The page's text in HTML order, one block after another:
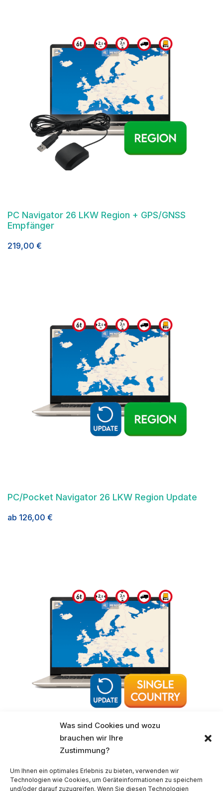
Was sind Cookies und wozu
brauchen wir Ihre
Zustimmung?
Um Ihnen ein optimales Erlebnis zu bieten, verwenden wir
Technologien wie Cookies, um Geräteinformationen zu speichern
und/oder darauf zuzugreifen. Wenn Sie diesen Technologien
PC Navigator 26 LKW Region + GPS/GNSS
Empfänger
219,00 €
PC/Pocket Navigator 26 LKW Region Update
ab 126,00 €
PC/Pocket Navigator 26 LKW Ein Land Update
100,00€